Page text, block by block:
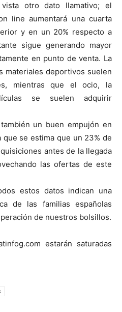
otro dato llamativo; el
line aumentará una cuarta
y en un 20% respecto a
sigue generando mayor
en punto de venta. La
materiales deportivos suelen
mientras que el ocio, la
se suelen adquirir
un buen empujón en
se estima que un 23% de
antes de la llegada
las ofertas de este
estos datos indican una
de las familias españolas
de nuestros bolsillos.
estarán saturadas